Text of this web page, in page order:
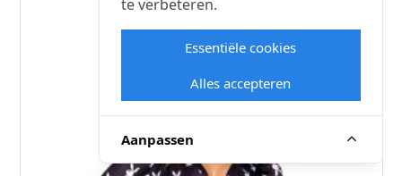
te verbeteren.
Essentiële cookies
Alles accepteren
Aanpassen